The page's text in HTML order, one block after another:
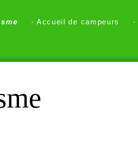
Accueil de campeurs